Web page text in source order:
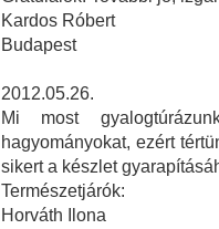
Kardos Róbert
Budapest
2012.05.26.
Mi most
hagyományokat, ezért
sikert a készlet
Természetjárók:
Horváth Ilona